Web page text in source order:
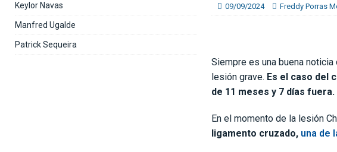
09/09/2024 Freddy Porras
Siempre es una buena
lesión grave. Es el caso del
de 11 meses y 7 días fuera.
En el momento de la lesión
ligamento cruzado, una de
Keylor Navas
Manfred Ugalde
Patrick Sequeira